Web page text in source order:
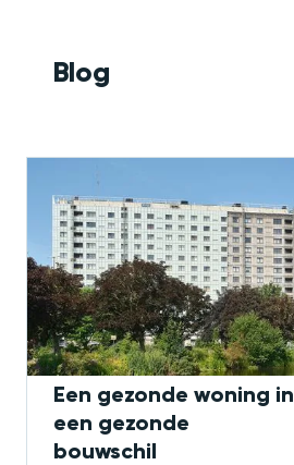
Blog
Een gezonde woning in
een gezonde
bouwschil